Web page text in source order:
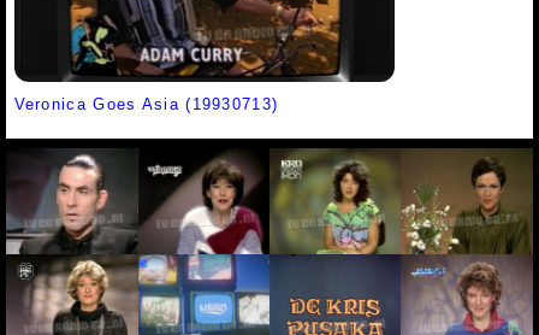
Veronica Goes Asia (19930713)